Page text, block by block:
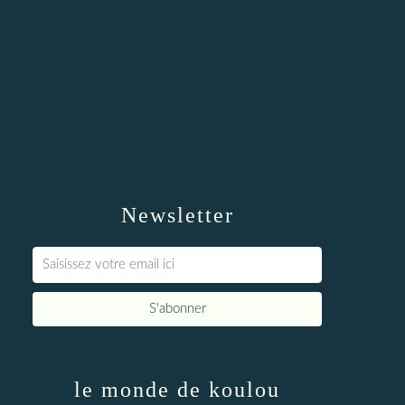
Newsletter
le monde de koulou